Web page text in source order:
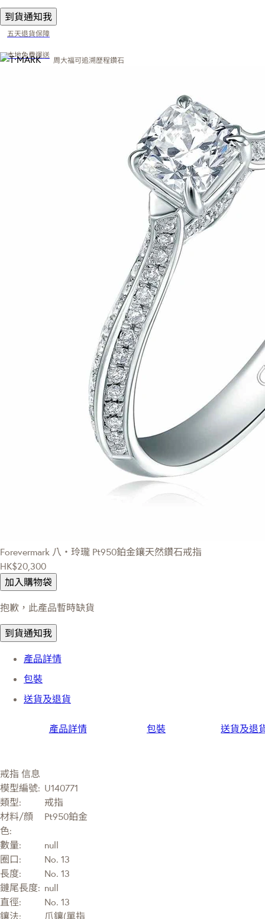
到貨通知我
五天退貨保障
本地免費運送
周大福可追溯歷程鑽石
Forevermark 八‧玲瓏 Pt950鉑金鑲天然鑽石戒指
HK$20,300
加入購物袋
抱歉，此產品暫時缺貨
到貨通知我
產品詳情
包裝
送貨及退貨
產品詳情 包裝 送貨及退
戒指 信息
模型編號: U140771
類型:
戒指
材料/顔
色:
Pt950鉑金
數量:
null
圈口:
No. 13
長度:
No. 13
鏈尾長度: null
直徑:
No. 13
鑲法:
爪鑲(單指